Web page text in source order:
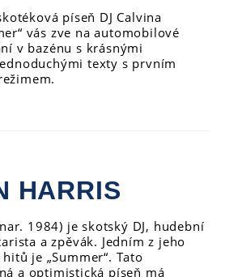
píseň DJ Calvina
vás zve na automobilové
v bazénu s krásnými
texty s prvním
HARRIS
1984) je skotský DJ, hudební
a zpěvák. Jedním z jeho
je „Summer“. Tato
a optimistická píseň má